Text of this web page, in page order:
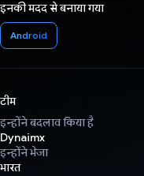
इनकी मदद से बनाया गया
Android
टीम
इन्होंने बदलाव किया है
Dynaimx
इन्होंने भेजा
भारत